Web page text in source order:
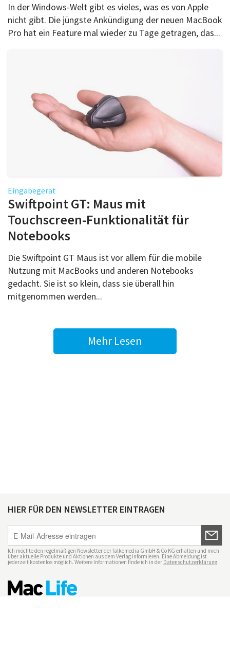
In der Windows-Welt gibt es vieles, was es von Apple
nicht gibt. Die jüngste Ankündigung der neuen MacBook
Pro hat ein Feature mal wieder zu Tage getragen, das...
Eingabegerät
Swiftpoint GT: Maus mit
Touchscreen-Funktionalität für
Notebooks
Die Swiftpoint GT Maus ist vor allem für die mobile
Nutzung mit MacBooks und anderen Notebooks
gedacht. Sie ist so klein, dass sie überall hin
mitgenommen werden...
Mehr Lesen
HIER FÜR DEN NEWSLETTER EINTRAGEN
Ich möchte den regelmäßigen Newsletter der falkemedia GmbH & Co KG erhalten und mich
über aktuelle Produkte und Aktionen aus dem Verlag informieren. Eine Abmeldung ist
jederzeit kostenlos möglich. Weitere Informationen finde ich in der Datenschutzerklärung.